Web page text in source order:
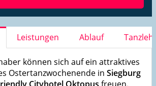
Leistungen Ablauf
können sich auf ein attraktives
Ostertanzwochenende in Siegburg